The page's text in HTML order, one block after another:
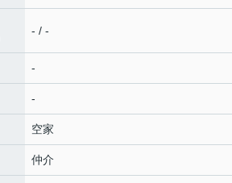
- / -
-
-
空家
仲介